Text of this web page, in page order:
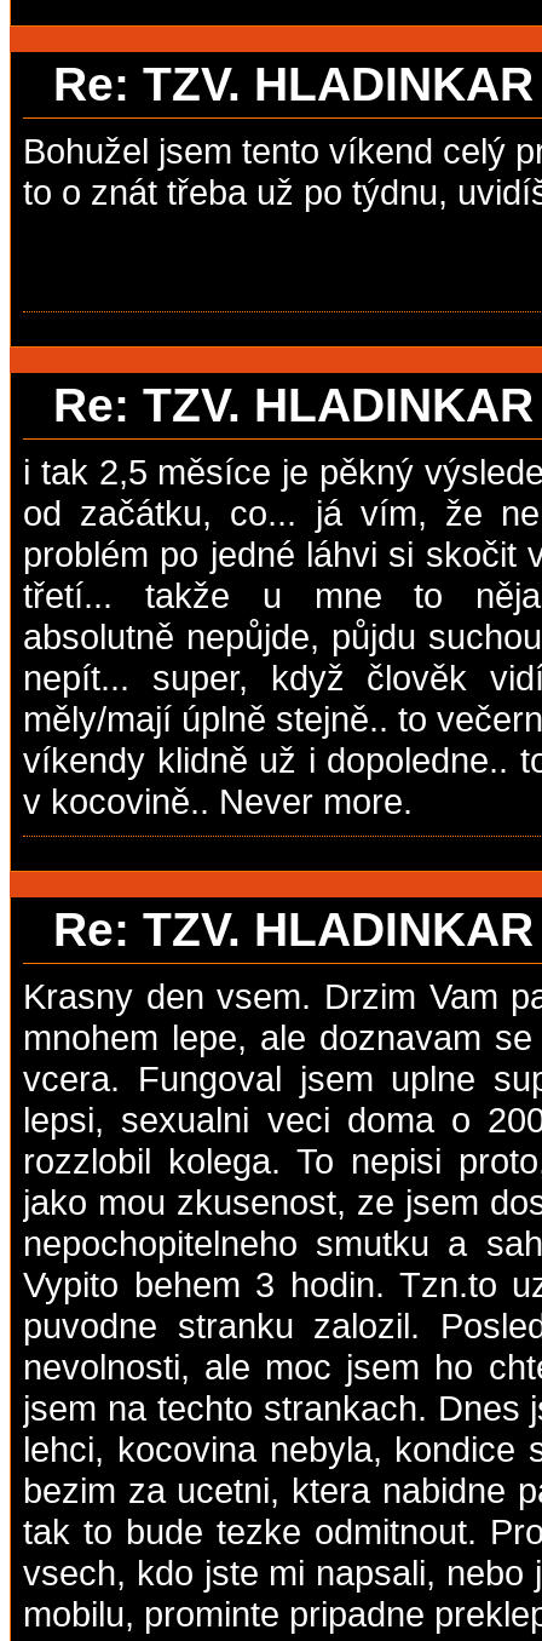
Re: TZV.
Bohužel jsem tento víkend celý
to o znát třeba už po týdnu,
Re: TZV.
i tak 2,5 měsíce je pěkný
od začátku, co... já vím, že
problém po jedné láhvi si skočit
třetí... takže u mne to
absolutně nepůjde, půjdu
nepít... super, když člověk
měly/mají úplně stejně.. to
víkendy klidně už i dopoledne..
v kocovině.. Never more.
Re: TZV.
Krasny den vsem. Drzim Vam
mnohem lepe, ale doznavam
vcera. Fungoval jsem uplne
lepsi, sexualni veci doma o
rozzlobil kolega. To nepisi
jako mou zkusenost, ze jsem
nepochopitelneho smutku a
Vypito behem 3 hodin. Tzn.to
puvodne stranku zalozil.
nevolnosti, ale moc jsem ho
jsem na techto strankach. Dnes
lehci, kocovina nebyla, kondice
bezim za ucetni, ktera nabidne
tak to bude tezke odmitnout.
vsech, kdo jste mi napsali,
mobilu, prominte pripadne